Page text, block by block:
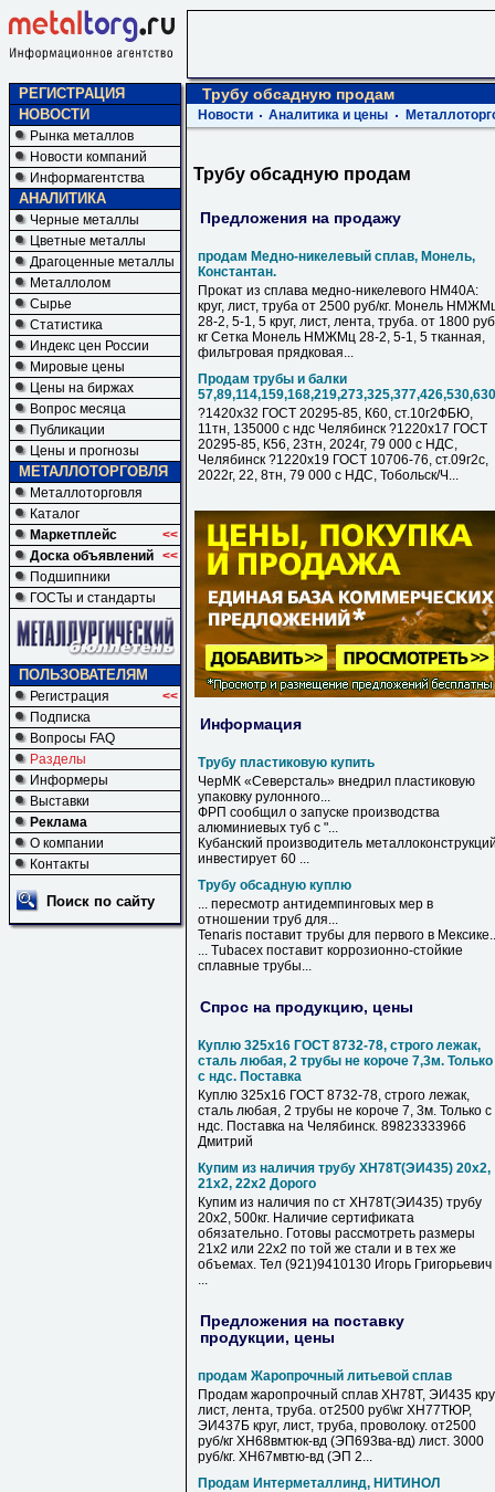
РЕГИСТРАЦИЯ
НОВОСТИ
Рынка металлов
Новости компаний
Информагентства
АНАЛИТИКА
Черные металлы
Цветные металлы
Драгоценные металлы
Металлолом
Сырье
Статистика
Индекс цен России
Мировые цены
Цены на биржах
Вопрос месяца
Публикации
Цены и прогнозы
МЕТАЛЛОТОРГОВЛЯ
Металлоторговля
Каталог
Маркетплейс
<<
Доска объявлений <<
Подшипники
ГОСТы и стандарты
ПОЛЬЗОВАТЕЛЯМ
Регистрация
<<
Подписка
Вопросы FAQ
Разделы
Информеры
Выставки
Реклама
О компании
Контакты
Поиск по сайту
Трубу обсадную продам
Новости Аналитика и цены
Трубу обсадную продам
Предложения на продажу
продам Медно-никелевый сплав, Монель,
Константан.
Прокат из сплава медно-никелевого НМ40А:
круг, лист, труба от 2500 руб/кг. Монель
28-2, 5-1, 5 круг, лист, лента, труба. от 1800
кг Сетка Монель НМЖМц 28-2, 5-1, 5 тканная,
фильтровая прядковая...
Продам трубы и балки
?1420х32 ГОСТ 20295-85, К60, ст.10г2ФБЮ,
11тн, 135000 с ндс Челябинск ?1220х17 ГОСТ
20295-85, К56, 23тн, 2024г, 79 000 с НДC,
Челябинск ?1220х19 ГОСТ 10706-76, ст.09г2с,
2022г, 22, 8тн, 79 000 с НДC, Тобольск/Ч...
Информация
Трубу пластиковую купить
ЧерМК «Северсталь» внедрил пластиковую
упаковку рулонного...
ФРП сообщил о запуске производства
алюминиевых туб с "...
Кубанский производитель
инвестирует 60 ...
Трубу обсадную куплю
... пересмотр антидемпинговых мер в
отношении труб для...
Tenaris поставит трубы для первого в
... Tubacex поставит коррозионно-стойкие
сплавные трубы...
Спрос на продукцию, цены
Куплю 325х16 ГОСТ 8732-78, строго лежак,
сталь любая, 2 трубы не короче 7,3м. Только
с ндс. Поставка
Куплю 325х16 ГОСТ 8732-78, строго лежак,
сталь любая, 2 трубы не короче 7, 3м. Только с
ндс. Поставка на Челябинск. 89823333966
Дмитрий
Купим из наличия трубу ХН78Т(ЭИ435) 20х2,
21х2, 22х2 Дорого
Купим из наличия по ст ХН78Т(ЭИ435) трубу
20х2, 500кг. Наличие сертификата
обязательно. Готовы рассмотреть размеры
21х2 или 22х2 по той же стали и в тех же
объемах. Тел (921)9410130 Игорь Григорьевич
...
Предложения на поставку
продукции, цены
продам Жаропрочный литьевой сплав
Продам жаропрочный сплав ХН78Т, ЭИ435
лист, лента, труба. от2500 руб\кг ХН77ТЮР,
ЭИ437Б круг, лист, труба, проволоку. от2500
руб/кг ХН68вмтюк-вд (ЭП693ва-вд) лист. 3000
руб/кг. ХН67мвтю-вд (ЭП 2...
Продам Интерметаллинд, НИТИНОЛ